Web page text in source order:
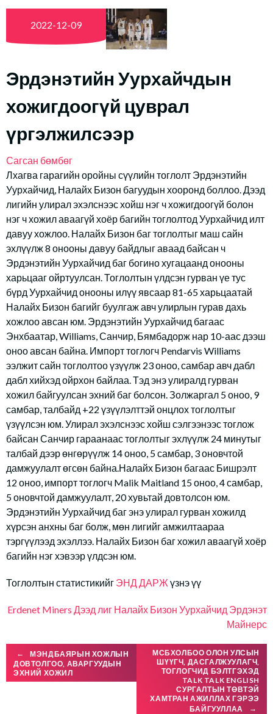
Эрдэнэтийн Уурхайчдын
хожигдоогүй цуврал
үргэлжилсээр
Сагсан бөмбөг
2022-12-09
Лхагва гарагийн оройны сүүлийн тоглолт Эрдэнэтийн
Уурхайчид, Налайх Бизон багуудын хооронд боллоо. Дээд
лигийн улирал эхэлснээс хойш нэг ч хожигдоогүй болон
нэг ч хожил аваагүй хоёр багийн тоглолтод Уурхайчид илт
давуу хожлоо. Налайх Бизон баг тоглолтыг маш сайн
эхлүүлж 8 онооны давуу байдлыг аваад байсан ч
Эрдэнэтийн Уурхайчид баг богино хугацаанд онооны
харьцааг ойртуулсан. Тоглолтын үлдсэн гурван үе тус
бүрд Уурхайчид онооны илүү явсаар 81-65 харьцаатай
Налайх Бизон багийг буулгаж авч улирлын гурав дахь
хожлоо авсан юм. Эрдэнэтийн Уурхайчид багаас
Энхбаатар, Williams, Санчир, Бямбадорж нар 10-аас дээш
оноо авсан байна. Импорт тоглогч Pendarvis Williams
ээлжит сайн тоглолтоо үзүүлж 23 оноо, самбар авч дабл
дабл хийхэд ойрхон байлаа. Тэд энэ улиралд гурван
хожил байгуулсан эхний баг болсон. Золжаргал 5 оноо, 9
самбар, талбайд +22 үзүүлэлттэй онцлох тоглолтыг
үзүүлсэн юм. Улирал эхэлснээс хойш сэлгээнээс тоглож
байсан Санчир гараанаас тоглолтыг эхлүүлж 24 минутыг
талбай дээр өнгөрүүлж 14 оноо, 5 самбар, 3 оновчтой
дамжуулалт өгсөн байна.Налайх Бизон багаас Бишрэлт
12 оноо, импорт тоглогч Malik Maitland 15 оноо, 4 самбар,
5 оновчтой дамжуулалт, 20 хувьтай довтолсон юм.
Эрдэнэтийн Уурхайчид баг энэ улирал гурван хожилд
хүрсэн анхны баг болж, мөн лигийг амжилтаараа
тэргүүлээд эхэллээ. Налайх Бизон баг хожил аваагүй хоёр
багийн нэг хэвээр үлдсэн юм.
Тоглолтын статистикийг ЭНД ДАРЖ үзнэ үү
Erdenet Miners Дээд лиг Налайх Бизон Уурхайчид Эрдэнэт
Майнерс
Post
←
МЭНДБАЯРЫН ХОЖЛЫН
ДОВТОЛГОО, АВАРГУУДЫН
ЭХНИЙ ХОЖИЛ
МСБХОЛБОО ОЛОН УЛСЫН
ШҮҮГЧ, ДАСГАЛЖУУЛАГЧ,
ТОГЛОГЧИД БЭЛТГЭХЭД
TALK TALK ENGLISH
СУРГАЛТЫН ТӨВТЭЙ
ХАМТРАН АЖИЛЛАХ ГЭРЭЭ
БАЙГУУЛЛАА
→